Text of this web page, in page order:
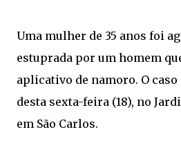
Uma mulher de 35 anos foi
estuprada por um homem
aplicativo de namoro. O
desta sexta-feira (18), no
em São Carlos.